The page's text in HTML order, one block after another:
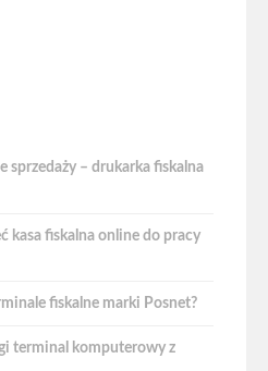
sprzedaży – drukarka fiskalna
kasa fiskalna online do pracy
fiskalne marki Posnet?
terminal komputerowy z